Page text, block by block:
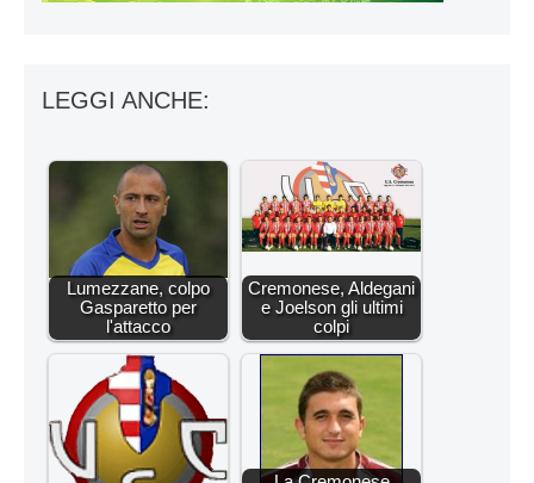
LEGGI ANCHE:
Lumezzane, colpo
Gasparetto per
l'attacco
Cremonese, Aldegani
e Joelson gli ultimi
colpi